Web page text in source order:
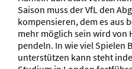
Saison muss der VfL den
kompensieren, dem es aus
mehr möglich sein wird von
pendeln. In wie viel Spielen
unterstützen kann steht